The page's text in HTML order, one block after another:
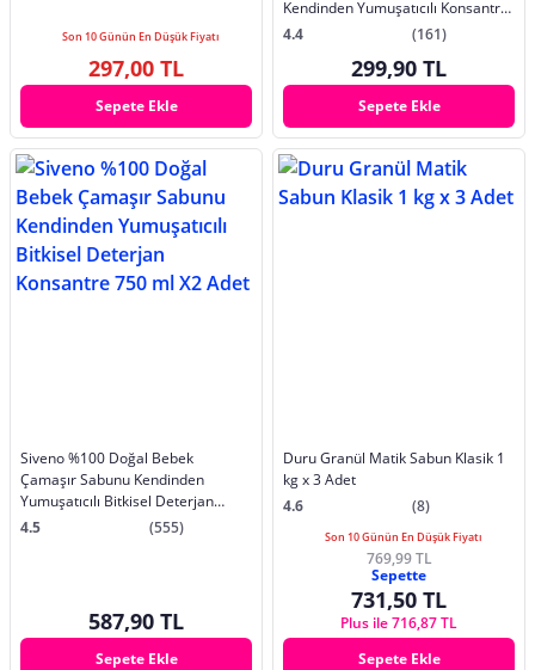
Son 10 Günün En Düşük Fiyatı
297,00 TL
Sepete Ekle
Kendinden Yumuşatıcılı Konsantre
Vegan 750 ml
4.4 (161)
299,90 TL
Sepete Ekle
Siveno %100 Doğal Bebek
Çamaşır Sabunu Kendinden
Yumuşatıcılı Bitkisel Deterjan
Konsantre 750 ml X2 Adet
4.5 (555)
587,90 TL
Sepete Ekle
Duru Granül Matik Sabun Klasik 1
kg x 3 Adet
4.6
(8)
Son 10 Günün En Düşük Fiyatı
769,99 TL
Sepette
731,50 TL
Plus ile 716,87 TL
Sepete Ekle